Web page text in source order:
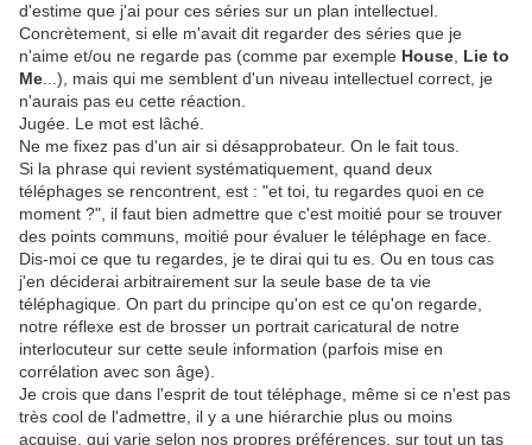
d'estime que j'ai pour ces séries sur un plan intellectuel.
Concrètement, si elle m'avait dit regarder des séries que je
n'aime et/ou ne regarde pas (comme par exemple House Lie to
Me ...), mais qui me semblent d'un niveau intellectuel correct, je
n'aurais pas eu cette réaction.
Jugée. Le mot est lâché.
Ne me fixez pas d'un air si désapprobateur. On le fait tous.
Si la phrase qui revient systématiquement, quand deux
téléphages se rencontrent, est : "et toi, tu regardes quoi en ce
moment ?", il faut bien admettre que c'est moitié pour se trouver
des points communs, moitié pour évaluer le téléphage en face.
Dis-moi ce que tu regardes, je te dirai qui tu es. Ou en tous cas
j'en déciderai arbitrairement sur la seule base de ta vie
téléphagique. On part du principe qu'on est ce qu'on regarde,
notre réflexe est de brosser un portrait caricatural de notre
interlocuteur sur cette seule information (parfois mise en
corrélation avec son âge).
Je crois que dans l'esprit de tout téléphage, même si ce n'est pas
très cool de l'admettre, il y a une hiérarchie plus ou moins
acquise, qui varie selon nos propres préférences, sur tout un tas